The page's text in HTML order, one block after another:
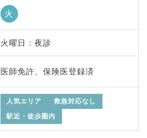
火
火曜日 : 夜診
医師免許、保険医登録済
人気エリア
救急対応なし
駅近・徒歩圏内